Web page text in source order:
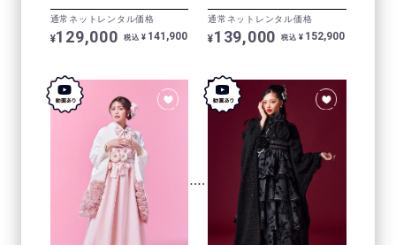
通常ネットレンタル価格
¥129,000 税込 ¥ 141,900
通常ネットレンタル価格
¥139,000 税込 ¥ 152,900